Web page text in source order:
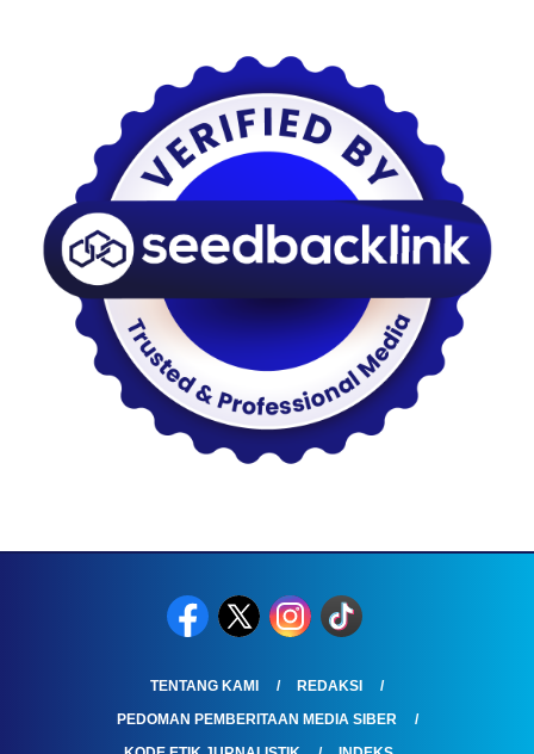
TENTANG KAMI
REDAKSI
PEDOMAN PEMBERITAAN MEDIA SIBER